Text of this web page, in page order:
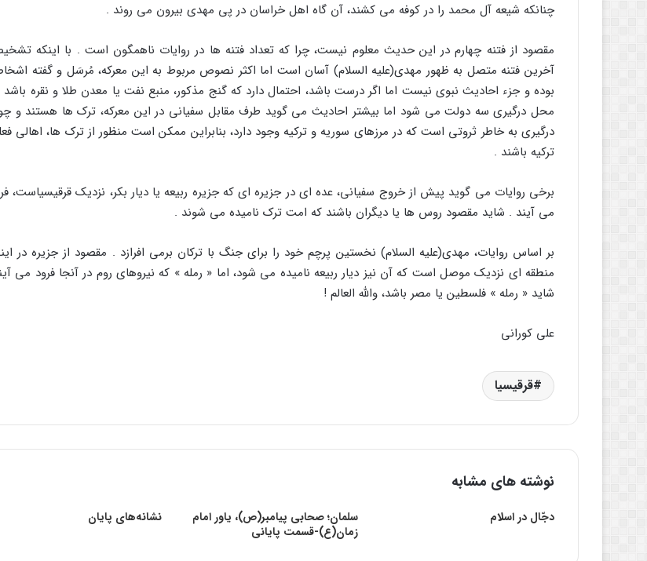
چنانکه شیعه آل محمد را در کوفه مى کشند، آن گاه اهل خراسان در پى مهدى بیرون مى روند .
مقصود از فتنه چهارم در این حدیث معلوم نیست، چرا که تعداد فتنه ها در روایات ناهمگون است . با اینکه
آخرین فتنه متصل به ظهور مهدى(علیه السلام) آسان است اما اکثر نصوص مربوط به این معرکه، مُرسَل و گفته
بوده و جزء احادیث نبوى نیست اما اگر درست باشد، احتمال دارد که گنج مذکور، منبع نفت یا معدن طلا و نقره باشد
محل درگیرى سه دولت مى شود اما بیشتر احادیث مى گوید طرف مقابل سفیانى در این معرکه، ترک ها هستند و
درگیرى به خاطر ثروتى است که در مرزهاى سوریه و ترکیه وجود دارد، بنابراین ممکن است منظور از ترک ها، اهالى
ترکیه باشند .
برخى روایات مى گوید پیش از خروج سفیانى، عده اى در جزیره اى که جزیره ربیعه یا دیار بکر، نزدیک قرقیسیاست،
مى آیند . شاید مقصود روس ها یا دیگران باشند که امت ترک نامیده مى شوند .
بر اساس روایات، مهدى(علیه السلام) نخستین پرچم خود را براى جنگ با ترکان برمى افرازد . مقصود از جزیره در
منطقه اى نزدیک موصل است که آن نیز دیار ربیعه نامیده مى شود، اما « رمله » که نیروهاى روم در آنجا فرود مى
شاید « رمله » فلسطین یا مصر باشد، والله العالم !
علی کورانی
قرقیسیا
نوشته های مشابه
دجّال در اسلام
سلمان؛ صحابی پیامبر(ص)، یاور امام
زمان(ع)-قسمت پایانی
نشانه‌های پایان